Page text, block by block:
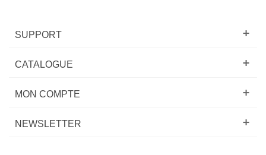
SUPPORT
CATALOGUE
MON COMPTE
NEWSLETTER